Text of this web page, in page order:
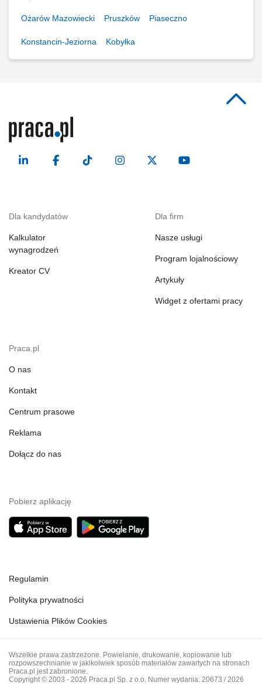
Ożarów Mazowiecki Pruszków Piaseczno
Konstancin-Jeziorna Kobyłka
Dla kandydatów
Kalkulator
wynagrodzeń
Kreator CV
Dla firm
Nasze usługi
Program lojalnościowy
Artykuły
Widget z ofertami pracy
Praca.pl
O nas
Kontakt
Centrum prasowe
Reklama
Dołącz do nas
Pobierz aplikację
Regulamin
Polityka prywatności
Ustawienia Plików Cookies
Wszelkie prawa zastrzeżone. Powielanie, drukowanie, kopiowanie lub
rozpowszechnianie w jakikolwiek sposób materiałów zawartych na stronach
Praca.pl jest zabronione.
Copyright © 2003 - 2026 Praca.pl Sp. z o.o. Numer wydania: 20673 / 2026